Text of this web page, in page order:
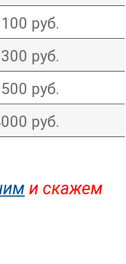
руб.
руб.
руб.
руб.
и скажем